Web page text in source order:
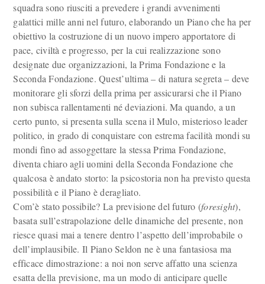
squadra sono riusciti a prevedere i grandi avvenimenti
galattici mille anni nel futuro, elaborando un Piano che ha per
obiettivo la costruzione di un nuovo impero apportatore di
pace, civiltà e progresso, per la cui realizzazione sono
designate due organizzazioni, la Prima Fondazione e la
Seconda Fondazione. Quest’ultima – di natura segreta – deve
monitorare gli sforzi della prima per assicurarsi che il Piano
non subisca rallentamenti né deviazioni. Ma quando, a un
certo punto, si presenta sulla scena il Mulo, misterioso leader
politico, in grado di conquistare con estrema facilità mondi su
mondi fino ad assoggettare la stessa Prima Fondazione,
diventa chiaro agli uomini della Seconda Fondazione che
qualcosa è andato storto: la psicostoria non ha previsto questa
possibilità e il Piano è deragliato.
Com’è stato possibile? La previsione del futuro (foresight),
basata sull’estrapolazione delle dinamiche del presente, non
riesce quasi mai a tenere dentro l’aspetto dell’improbabile o
dell’implausibile. Il Piano Seldon ne è una fantasiosa ma
efficace dimostrazione: a noi non serve affatto una scienza
esatta della previsione, ma un modo di anticipare quelle